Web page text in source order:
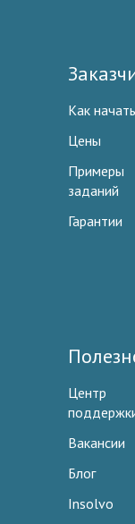
Как начать
Цены
Примеры
заданий
Гарантии
Центр
Вакансии
Блог
Insolvo